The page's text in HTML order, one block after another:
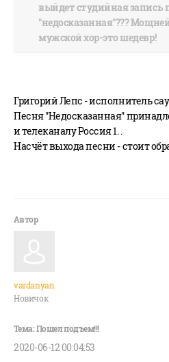
выйдет студийная запись
"недосказанная"???
мужской хор-это шедевр!
Григорий Лепс - исполнитель
Песня "Недосказанная"
и телеканалу Россия 1. .
Насчёт выхода песни - стоит
vardanyan
Новичок
2020-06-12 00:04:53